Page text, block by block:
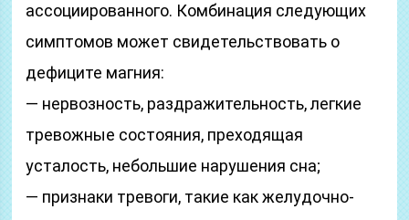
ассоциированного. Комбинация следующих
симптомов может свидетельствовать о
дефиците магния:
— нервозность, раздражительность, легкие
тревожные состояния, преходящая
усталость, небольшие нарушения сна;
— признаки тревоги, такие как желудочно-